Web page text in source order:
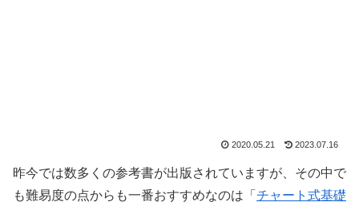
2020.05.21 2023.07.16
昨今では数多くの参考書が出版されていますが、その中で
も難易度の点からも一番おすすめなのは「 チャート式基礎